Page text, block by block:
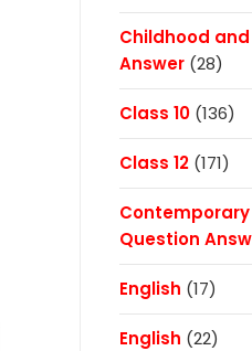
Childhood
Answer(28)
Class 10(136)
Class 12(171)
Question
English (17)
English (22)